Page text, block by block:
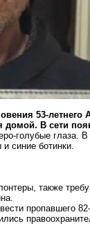
53-
В сети
голубые глаза.
синие ботинки.
также
пропавшего